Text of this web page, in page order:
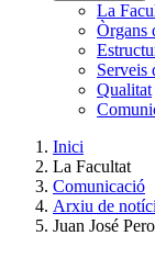
La
Òrgans
Serveis
Qualitat
Inici
La Facultat
Comunicació
Arxiu de
Juan José